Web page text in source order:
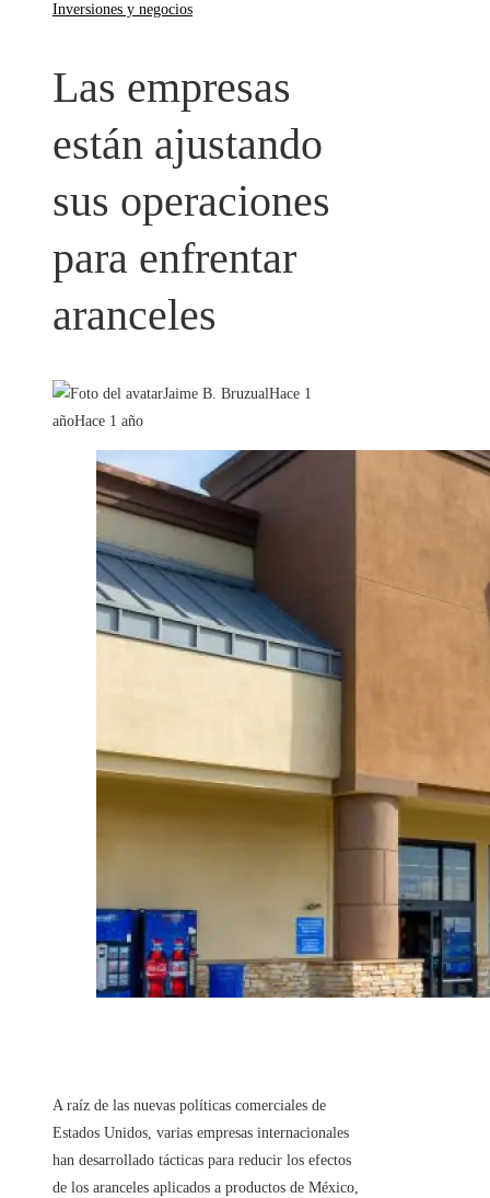
Inversiones y negocios
Las empresas
están ajustando
sus operaciones
para enfrentar
aranceles
Jaime B. BruzualHace 1
añoHace 1 año
A raíz de las nuevas políticas comerciales de
Estados Unidos, varias empresas internacionales
han desarrollado tácticas para reducir los efectos
de los aranceles aplicados a productos de México,